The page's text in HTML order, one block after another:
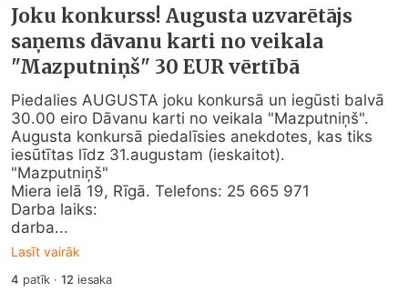
Joku konkurss! Augusta uzvarētājs
saņems dāvanu karti no veikala
"Mazputniņš" 30 EUR vērtībā
Piedalies AUGUSTA joku konkursā un iegūsti balvā
30.00 eiro Dāvanu karti no veikala "Mazputniņš".
Augusta konkursā piedalīsies anekdotes, kas tiks
iesūtītas līdz 31.augustam (ieskaitot).
"Mazputniņš"
Miera ielā 19, Rīgā. Telefons: 25 665 971
Darba laiks:
darba...
Lasīt vairāk
4 patīk ·12 iesaka